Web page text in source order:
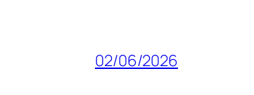
02/06/2026